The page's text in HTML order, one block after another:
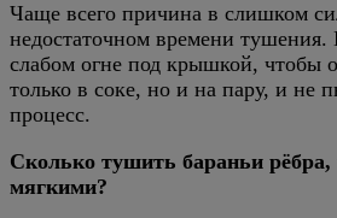
Чаще всего причина в слишком
недостаточном времени тушения.
слабом огне под крышкой, чтобы
только в соке, но и на пару, и не
процесс.
Сколько тушить бараньи
мягкими?